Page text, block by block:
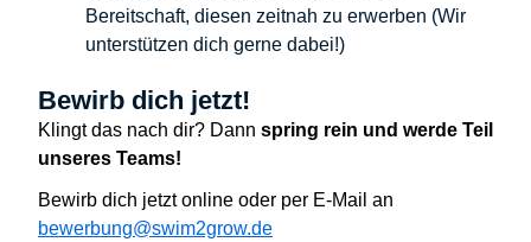
Bereitschaft, diesen zeitnah zu erwerben (Wir
unterstützen dich gerne dabei!)
Bewirb dich jetzt!
Klingt das nach dir? Dann spring rein und werde Teil
unseres Teams!
Bewirb dich jetzt online oder per E-Mail an
bewerbung@swim2grow.de